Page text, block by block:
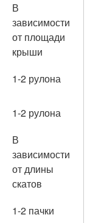
В
зависимости
от площади
крыши
1-2 рулона
1-2 рулона
В
зависимости
от длины
скатов
1-2 пачки